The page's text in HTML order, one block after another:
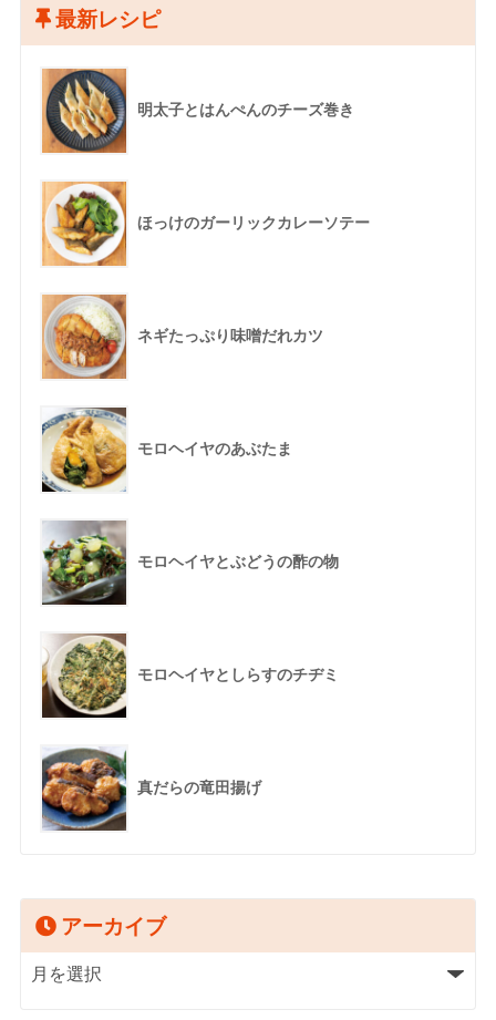
最新レシピ
明太子とはんぺんのチーズ巻き
ほっけのガーリックカレーソテー
ネギたっぷり味噌だれカツ
モロヘイヤのあぶたま
モロヘイヤとぶどうの酢の物
モロヘイヤとしらすのチヂミ
真だらの竜田揚げ
アーカイブ